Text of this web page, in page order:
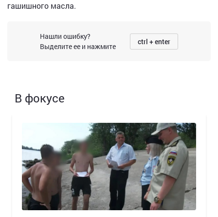
гашишного масла.
Нашли ошибку?
Выделите ее и нажмите
ctrl + enter
В фокусе